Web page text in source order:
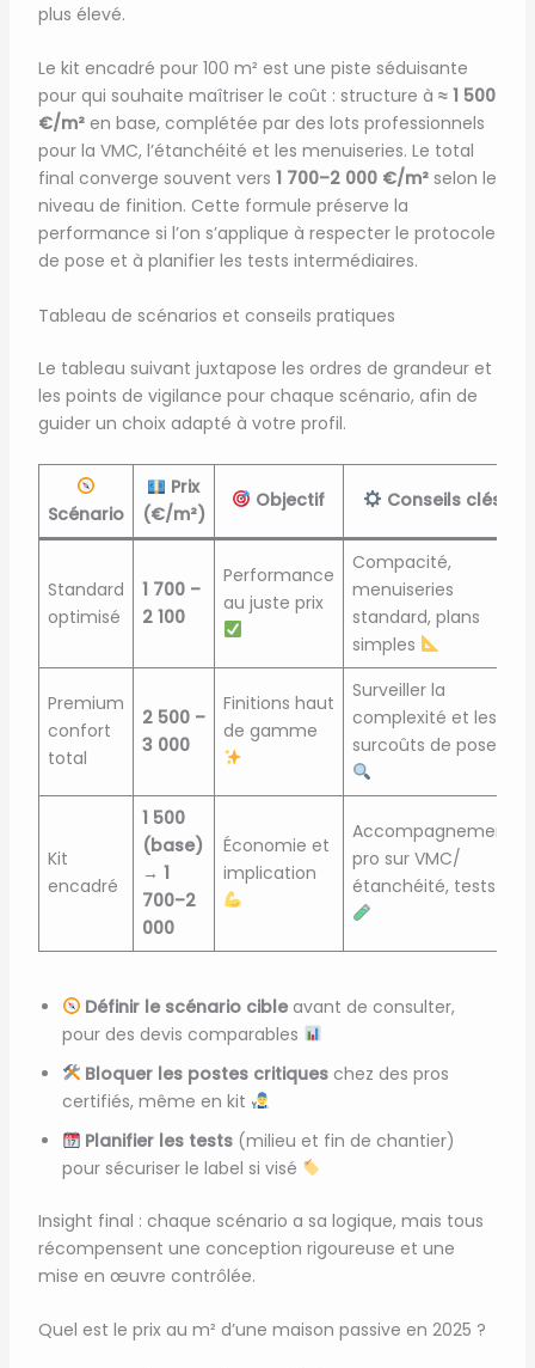
plus élevé.
Le kit encadré pour 100 m² est une piste séduisante
pour qui souhaite maîtriser le coût : structure à ≈ 1 500
€/m²en base, complétée par des lots professionnels
pour la VMC, l’étanchéité et les menuiseries. Le total
final converge souvent vers 1 700–2 000 €/m²selon le
niveau de finition. Cette formule préserve la
performance si l’on s’applique à respecter le protocole
de pose et à planifier les tests intermédiaires.
Tableau de scénarios et conseils pratiques
Le tableau suivant juxtapose les ordres de grandeur et
les points de vigilance pour chaque scénario, afin de
guider un choix adapté à votre profil.
Scénario
Prix
(€/m²)
Objectif Conseils clés
Standard
optimisé
1 700 –
2 100
Performance
au juste prix
Compacité,
menuiseries
standard, plans
simples
Premium
confort
total
2 500 –
3 000
Finitions haut
de gamme
Surveiller la
complexité et les
surcoûts de pose
Kit
encadré
1 500
(base)
→ 1
700–2
000
Économie et
implication
Accompagnement
pro sur VMC/
étanchéité, tests
Définir le scénario cible avant de consulter,
pour des devis comparables
Bloquer les postes critiques chez des pros
certifiés, même en kit
Planifier les tests (milieu et fin de chantier)
pour sécuriser le label si visé
Insight final : chaque scénario a sa logique, mais tous
récompensent une conception rigoureuse et une
mise en œuvre contrôlée.
Quel est le prix au m² d’une maison passive en 2025 ?